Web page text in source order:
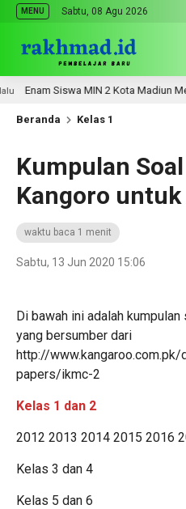
MENU Sabtu, 08 Agu 2026
Enam Siswa MIN 2 Kota Madiun
Beranda Kelas 1
Kumpulan
Kangoro untuk
waktu baca 1 menit
Sabtu, 13 Jun 2020 15:06
Di bawah ini adalah
yang bersumber dari
http://
papers/ikmc-2
Kelas 1 dan 2
2012 2013 2014 2015 2016
Kelas 3 dan 4
Kelas 5 dan 6